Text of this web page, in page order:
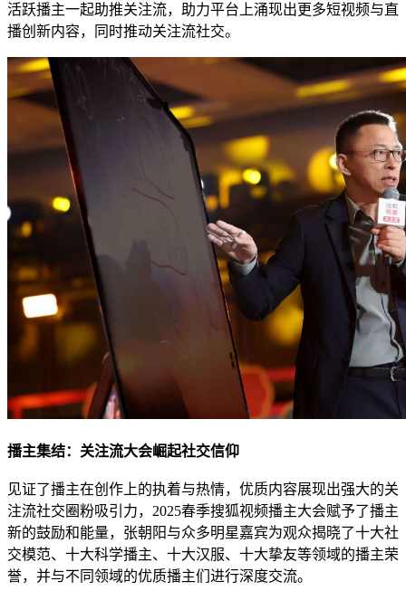
活跃播主一起助推关注流，助力平台上涌现出更多短视频与直
播创新内容，同时推动关注流社交。
播主集结：关注流大会崛起社交信仰
见证了播主在创作上的执着与热情，优质内容展现出强大的关
注流社交圈粉吸引力，2025春季搜狐视频播主大会赋予了播主
新的鼓励和能量，张朝阳与众多明星嘉宾为观众揭晓了十大社
交模范、十大科学播主、十大汉服、十大挚友等领域的播主荣
誉，并与不同领域的优质播主们进行深度交流。